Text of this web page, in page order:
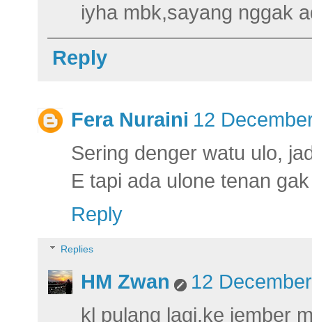
iyha mbk,sayang nggak
Reply
Fera Nuraini 12
Sering denger watu ulo,
E tapi ada ulone tenan
Reply
Replies
HM Zwan
12
kl pulang lagi,ke jember